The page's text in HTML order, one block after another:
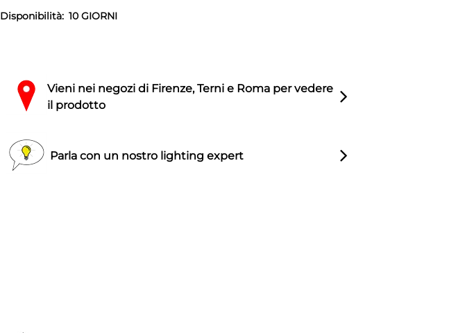
Disponibilità: 10 GIORNI
Vieni nei negozi di Firenze, Terni e Roma per vedere
il prodotto
Parla con un nostro lighting expert